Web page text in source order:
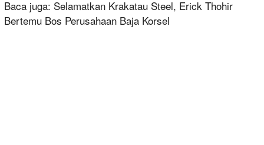
Baca juga: Selamatkan Krakatau Steel, Erick Thohir
Bertemu Bos Perusahaan Baja Korsel